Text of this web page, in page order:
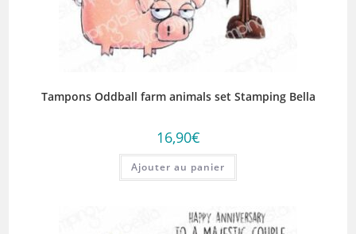
Tampons Oddball farm animals set Stamping Bella
16,90€
Ajouter au panier